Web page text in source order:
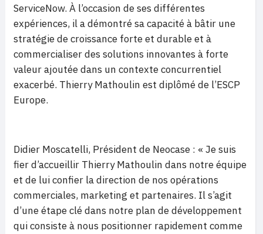
ServiceNow. À l’occasion de ses différentes
expériences, il a démontré sa capacité à bâtir une
stratégie de croissance forte et durable et à
commercialiser des solutions innovantes à forte
valeur ajoutée dans un contexte concurrentiel
exacerbé. Thierry Mathoulin est diplômé de l’ESCP
Europe.
Didier Moscatelli, Président de Neocase : « Je suis
fier d’accueillir Thierry Mathoulin dans notre équipe
et de lui confier la direction de nos opérations
commerciales, marketing et partenaires. Il s’agit
d’une étape clé dans notre plan de développement
qui consiste à nous positionner rapidement comme